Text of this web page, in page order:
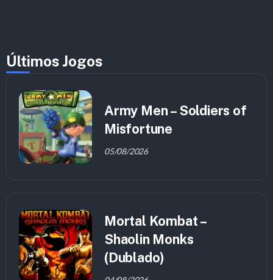
Últimos Jogos
Army Men – Soldiers of
Misfortune
05/08/2026
Mortal Kombat –
Shaolin Monks
(Dublado)